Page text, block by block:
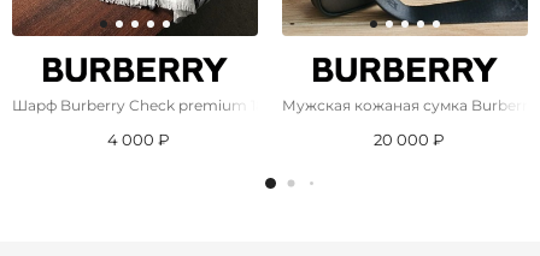
Шарф Burberry Check premium 182x71 см - Grey
4 000 ₽
Мужская кожаная сумка Burberry
20 000 ₽